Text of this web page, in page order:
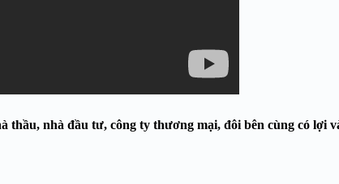
nhà đầu tư, công ty thương mại, đôi bên cùng có lợi